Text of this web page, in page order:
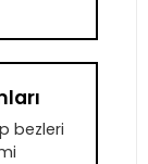
bezleri